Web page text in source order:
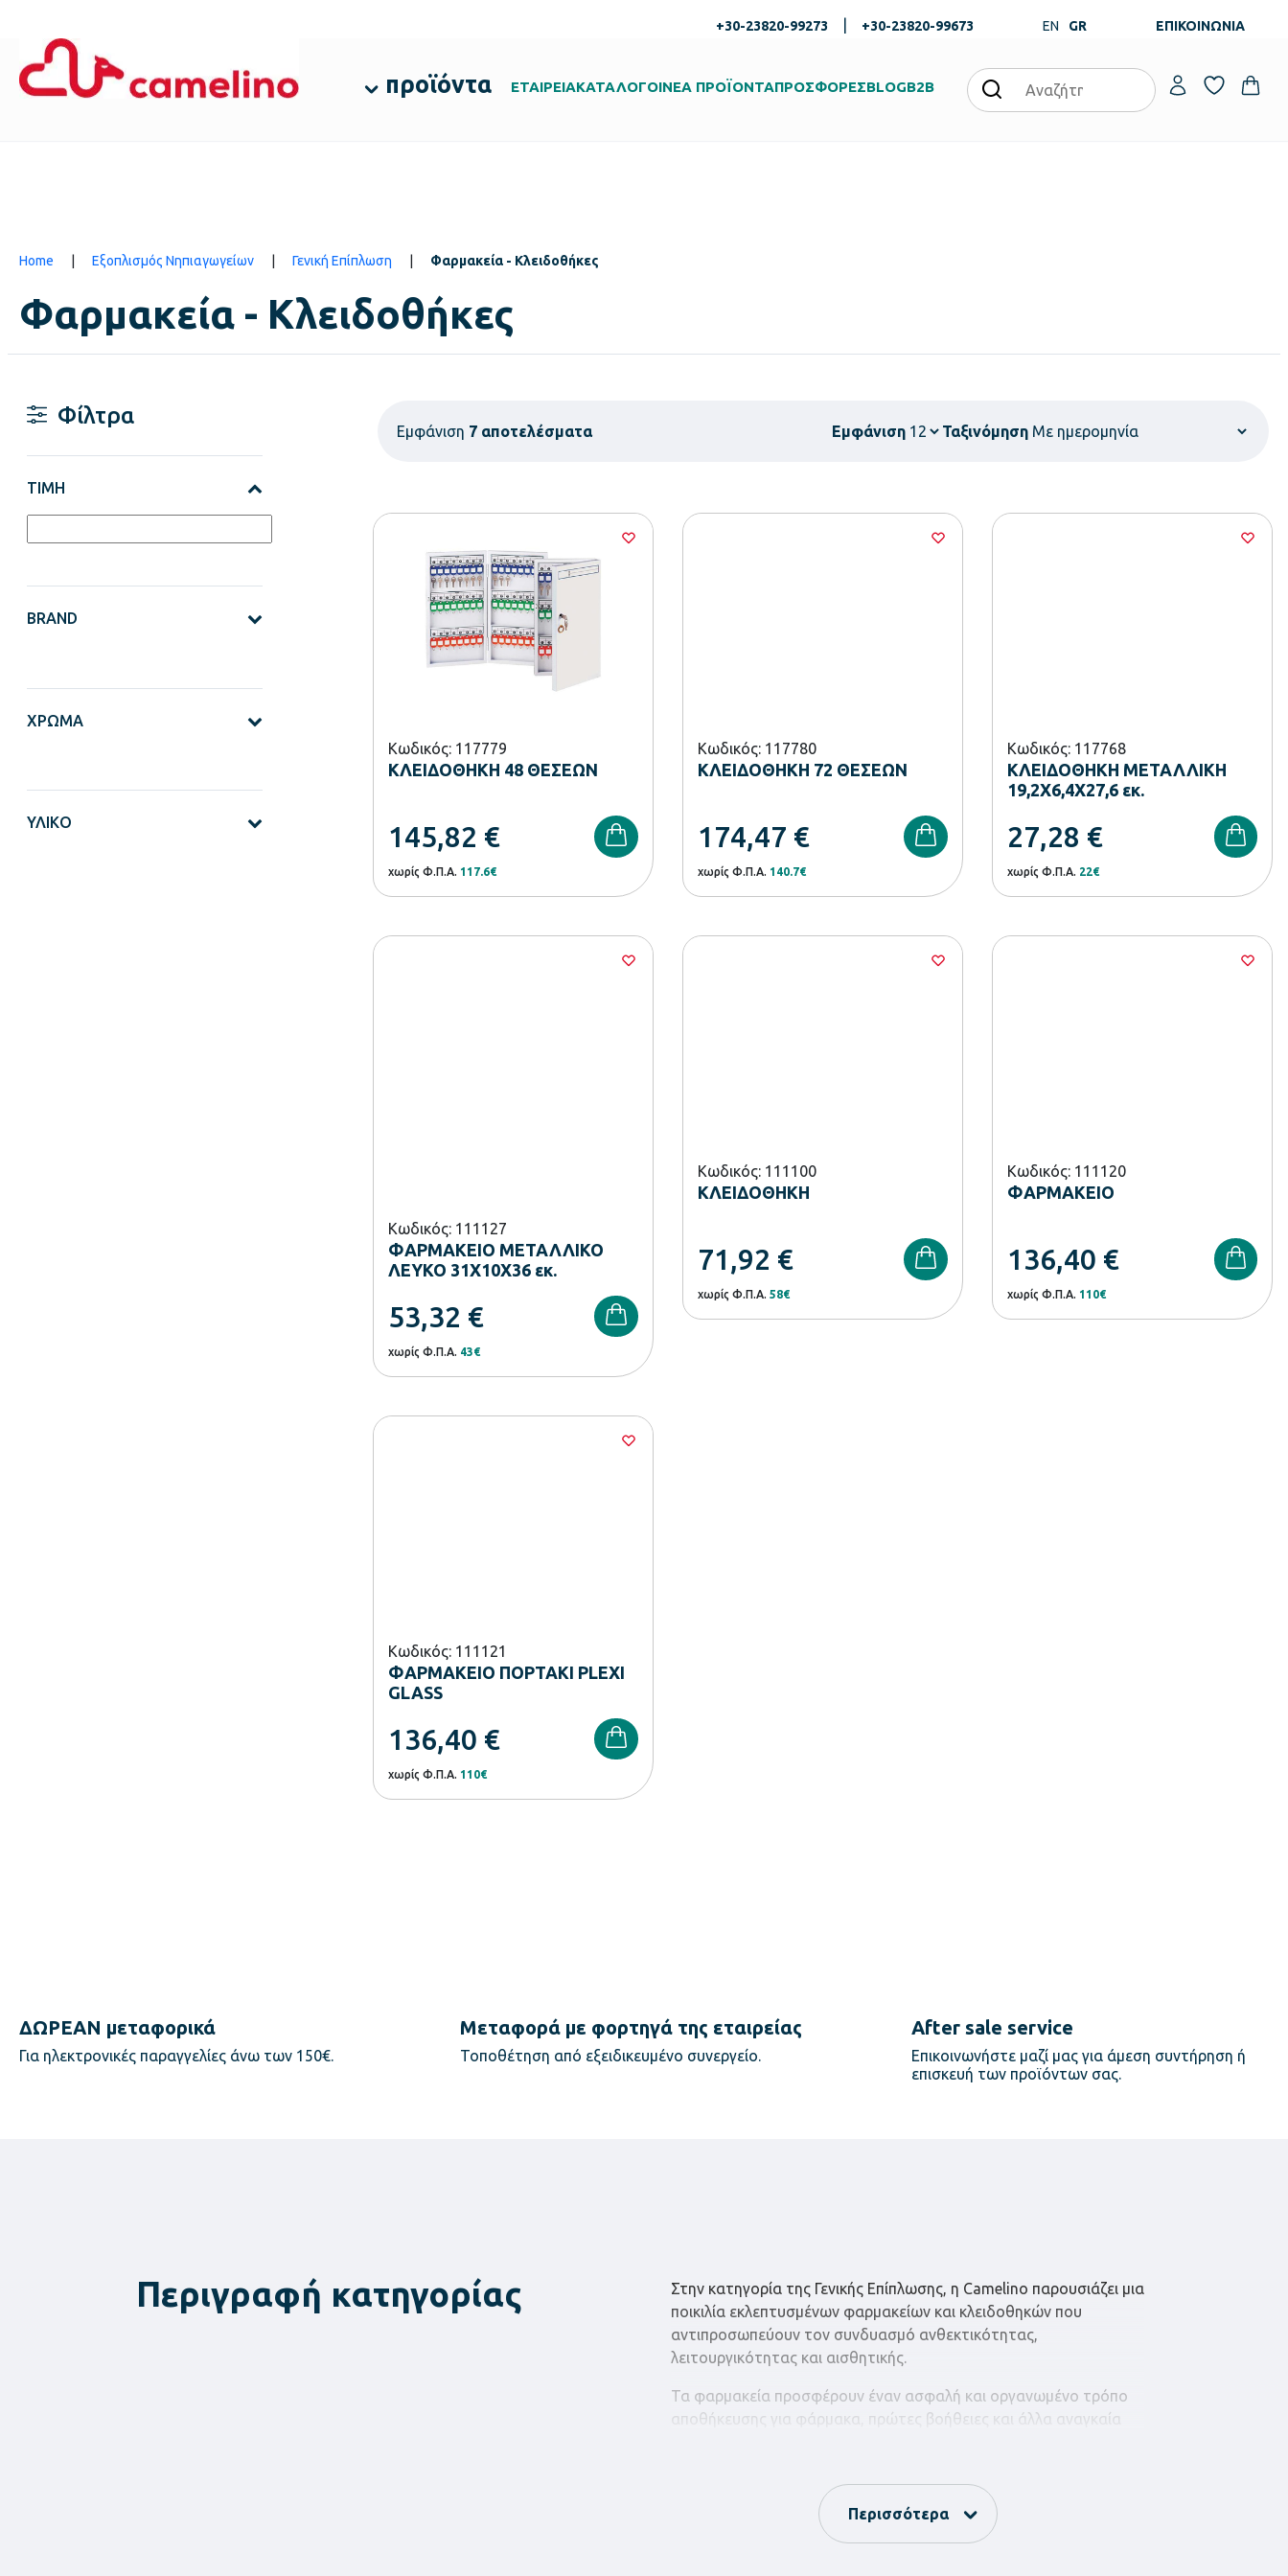
+30-23820-99273 +30-23820-99673 EN GR ΕΠΙΚΟΙΝΩΝΙΑ
προϊόντα ΕΤΑΙΡΕΙΑΚΑΤΑΛΟΓΟΙΝΕΑ ΠΡΟΪΟΝΤΑΠΡΟΣΦΟΡΕΣBLOGB2B
Home Εξοπλισμός Νηπιαγωγείων Γενική Επίπλωση Φαρμακεία - Κλειδοθήκες
Φαρμακεία - Κλειδοθήκες
Φίλτρα
ΤΙΜΉ
BRAND
ΧΡΏΜΑ
ΥΛΙΚΌ
Εμφάνιση 7 αποτελέσματα Εμφάνιση Ταξινόμηση
Κωδικός: 117779
ΚΛΕΙΔΟΘΗΚΗ 48 ΘΕΣΕΩΝ
145,82 €
χωρίς Φ.Π.Α. 117.6€
Κωδικός: 117780
ΚΛΕΙΔΟΘΗΚΗ 72 ΘΕΣΕΩΝ
174,47 €
χωρίς Φ.Π.Α. 140.7€
Κωδικός: 117768
ΚΛΕΙΔΟΘΗΚΗ ΜΕΤΑΛΛΙΚΗ
19,2Χ6,4Χ27,6 εκ.
27,28 €
χωρίς Φ.Π.Α. 22€
Κωδικός: 111127
ΦΑΡΜΑΚΕΙΟ ΜΕΤΑΛΛΙΚΟ
ΛΕΥΚΟ 31X10X36 εκ.
53,32 €
χωρίς Φ.Π.Α. 43€
Κωδικός: 111100
ΚΛΕΙΔΟΘΗΚΗ
71,92 €
χωρίς Φ.Π.Α. 58€
Κωδικός: 111120
ΦΑΡΜΑΚΕΙΟ
136,40 €
χωρίς Φ.Π.Α. 110€
Κωδικός: 111121
ΦΑΡΜΑΚΕΙΟ ΠΟΡΤΑΚΙ PLEXI
GLASS
136,40 €
χωρίς Φ.Π.Α. 110€
ΔΩΡΕΑΝ μεταφορικά
Για ηλεκτρονικές παραγγελίες άνω των 150€.
Μεταφορά με φορτηγά της εταιρείας
Τοποθέτηση από εξειδικευμένο συνεργείο.
After sale service
Επικοινωνήστε μαζί μας για άμεση συντήρηση ή
επισκευή των προϊόντων σας.
Περιγραφή κατηγορίας
Στην κατηγορία της Γενικής Επίπλωσης, η Camelino παρουσιάζει μια
ποικιλία εκλεπτυσμένων φαρμακείων και κλειδοθηκών που
αντιπροσωπεύουν τον συνδυασμό ανθεκτικότητας,
λειτουργικότητας και αισθητικής.
Τα φαρμακεία προσφέρουν έναν ασφαλή και οργανωμένο τρόπο
αποθήκευσης για φάρμακα, πρώτες βοήθειες και άλλα αναγκαία
Με τις λειτουργικές φαρμακεία και κλειδοθήκες της Camelino,
μπορείτε να διατηρήσετε την τάξη και την ασφάλεια σε κάθε
χώρο, προσθέτοντας παράλληλα ένα άγγιγμα κομψότητας στην
Περισσότερα